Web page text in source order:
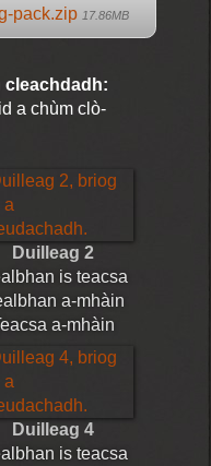
pack.zip 17.86MB
cleachdadh:
a chùm clò-
Duilleag 2
is teacsa
a-mhàin
a-mhàin
Duilleag 4
is teacsa